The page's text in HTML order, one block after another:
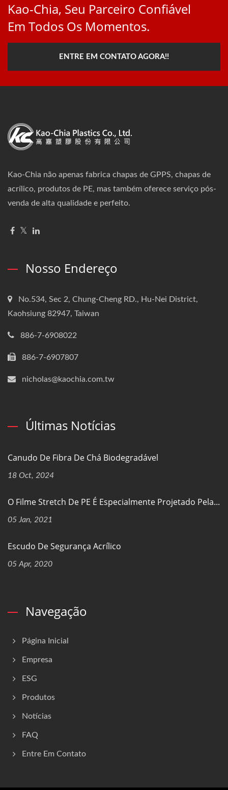
Kao-Chia, Seu Parceiro Confiável
Em Todos Os Momentos.
ENTRE EM CONTATO AGORA!!
Kao-Chia não apenas fabrica chapas de GPPS, chapas de
acrílico, produtos de PE, mas também oferece serviço pós-
venda de alta qualidade e perfeito.
Nosso Endereço
No.534, Sec 2, Chung-Cheng RD., Hu-Nei District,
Kaohsiung 82947, Taiwan
886-7-6908022
886-7-6907807
nicholas@kaochia.com.tw
Últimas Notícias
Canudo De Fibra De Chá Biodegradável
18 Oct, 2024
O Filme Stretch De PE É Especialmente Projetado Pela...
05 Jan, 2021
Escudo De Segurança Acrílico
05 Apr, 2020
Navegação
Página Inicial
Empresa
ESG
Produtos
Notícias
FAQ
Entre Em Contato